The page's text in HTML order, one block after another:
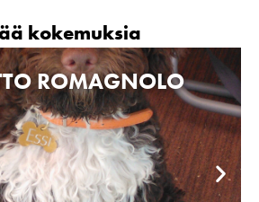
kokemuksia
ROMAGNOLO